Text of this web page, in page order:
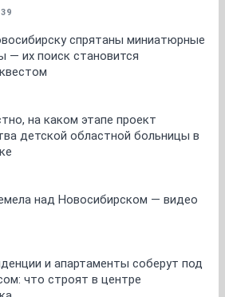
39
спрятаны миниатюрные
— их поиск становится
на каком этапе проект
детской областной больницы в
над Новосибирском — видео
и апартаменты соберут под
что строят в центре